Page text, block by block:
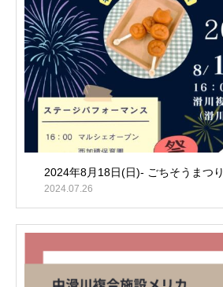
2024年8月18日(日)- ごちそうまつり
2024.07.26